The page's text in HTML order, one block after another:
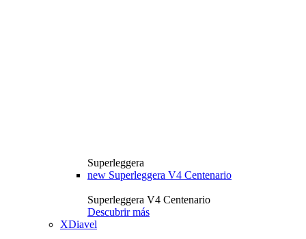
Superleggera
new Superleggera V4 Centenario
Superleggera V4 Centenario
Descubrir más
XDiavel